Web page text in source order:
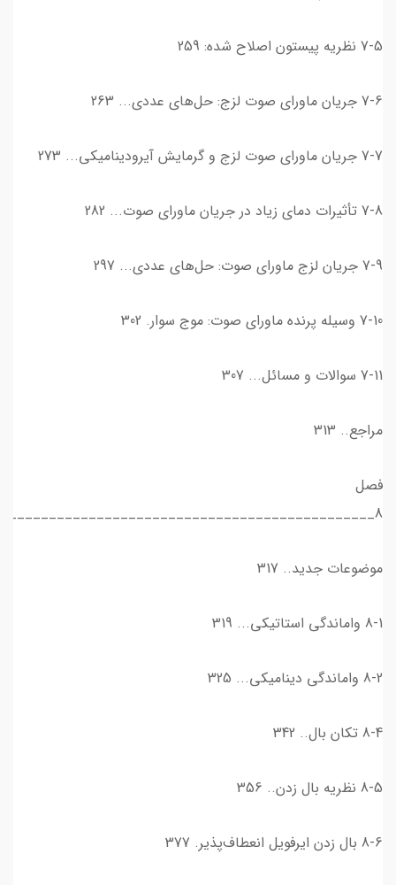
7-5 نظریه پیستون اصلاح شده: 259
7-6 جریان ماورای صوت لزج: حل‌های عددی... 263
7-7 جریان ماورای صوت لزج و گرمایش آیرودینامیکی... 273
7-8 تأثیرات دمای زیاد در جریان ماورای صوت... 282
7-9 جریان لزج ماورای صوت: حل‌های عددی... 297
7-10 وسیله پرنده ماورای صوت: موج سوار. 302
7-11 سوالات و مسائل... 307
مراجع.. 313
فصل
8_______________________________________________
موضوعات جدید.. 317
8-1 واماندگی استاتیکی... 319
8-2 واماندگی دینامیکی... 325
8-4 تکان بال.. 342
8-5 نظریه بال زدن.. 356
8-6 بال زدن ایرفویل انعطاف‌پذیر. 377